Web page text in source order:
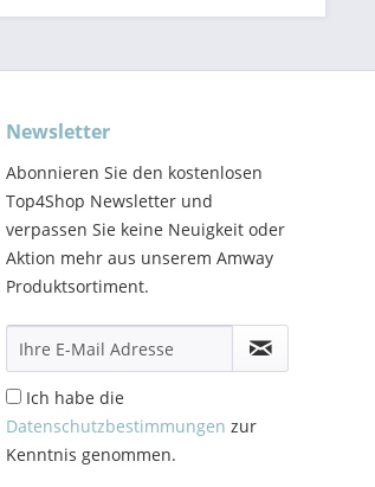
Newsletter
Abonnieren Sie den kostenlosen
Top4Shop Newsletter und
verpassen Sie keine Neuigkeit oder
Aktion mehr aus unserem Amway
Produktsortiment.
Ich habe die
Datenschutzbestimmungen zur
Kenntnis genommen.